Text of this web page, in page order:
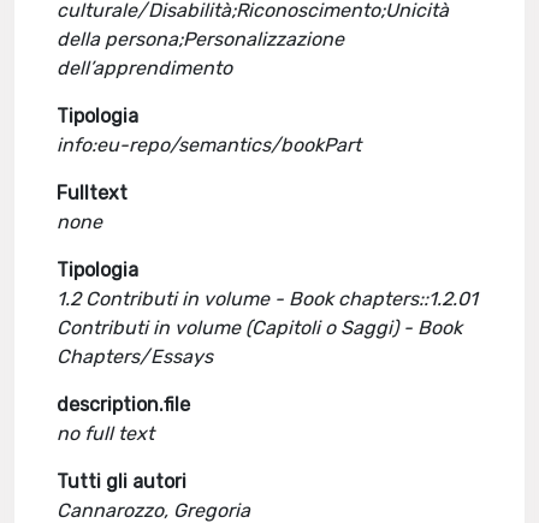
culturale/Disabilità;Riconoscimento;Unicità
della persona;Personalizzazione
dell’apprendimento
Tipologia
info:eu-repo/semantics/bookPart
Fulltext
none
Tipologia
1.2 Contributi in volume - Book chapters::1.2.01
Contributi in volume (Capitoli o Saggi) - Book
Chapters/Essays
description.file
no full text
Tutti gli autori
Cannarozzo, Gregoria